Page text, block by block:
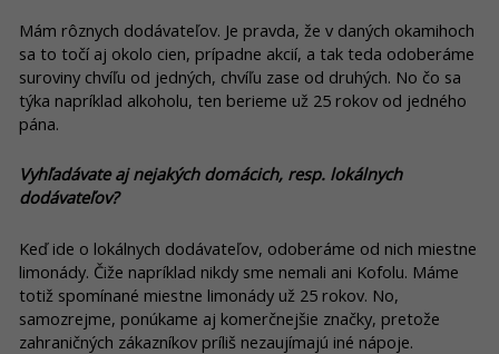
Mám rôznych dodávateľov. Je pravda, že v daných okamihoch
sa to točí aj okolo cien, prípadne akcií, a tak teda odoberáme
suroviny chvíľu od jedných, chvíľu zase od druhých. No čo sa
týka napríklad alkoholu, ten berieme už 25 rokov od jedného
pána.
Vyhľadávate aj nejakých domácich, resp. lokálnych
dodávateľov?
Keď ide o lokálnych dodávateľov, odoberáme od nich miestne
limonády. Čiže napríklad nikdy sme nemali ani Kofolu. Máme
totiž spomínané miestne limonády už 25 rokov. No,
samozrejme, ponúkame aj komerčnejšie značky, pretože
zahraničných zákazníkov príliš nezaujímajú iné nápoje.